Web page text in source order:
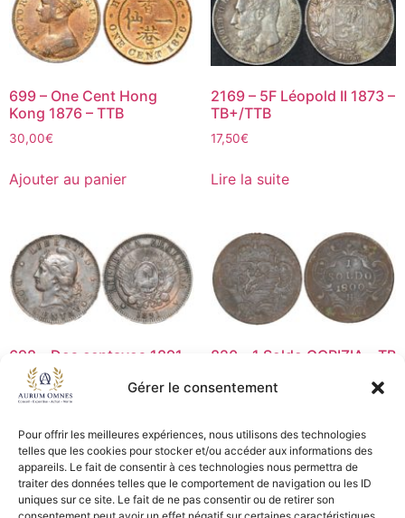
Gérer le consentement
Pour offrir les meilleures expériences, nous utilisons des technologies
telles que les cookies pour stocker et/ou accéder aux informations des
appareils. Le fait de consentir à ces technologies nous permettra de
traiter des données telles que le comportement de navigation ou les ID
uniques sur ce site. Le fait de ne pas consentir ou de retirer son
699 – One Cent Hong
Kong 1876 – TTB
30,00€
Ajouter au panier
2169 – 5F Léopold II 1873 –
TB+/TTB
17,50€
Lire la suite
698 – Dos centavos 1891 –
8,00€
Ajouter au panier
820 – 1 Soldo GORIZIA – TB
25,00